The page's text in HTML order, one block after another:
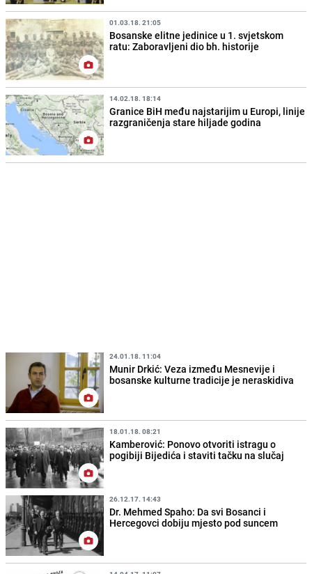
01.03.18. 21:05
Bosanske elitne jedinice u 1. svjetskom
ratu: Zaboravljeni dio bh. historije
14.02.18. 18:14
Granice BiH među najstarijim u Europi, linije
razgraničenja stare hiljade godina
24.01.18. 11:04
Munir Drkić: Veza između Mesnevije i
bosanske kulturne tradicije je neraskidiva
18.01.18. 08:21
Kamberović: Ponovo otvoriti istragu o
pogibiji Bijedića i staviti tačku na slučaj
26.12.17. 14:43
Dr. Mehmed Spaho: Da svi Bosanci i
Hercegovci dobiju mjesto pod suncem